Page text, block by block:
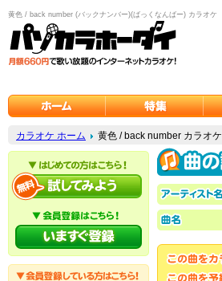
黄色 / back number (バックナンバー)(ばっくなんばー) カラオケ
カラオケ ホーム 黄色 / back number カラオケ